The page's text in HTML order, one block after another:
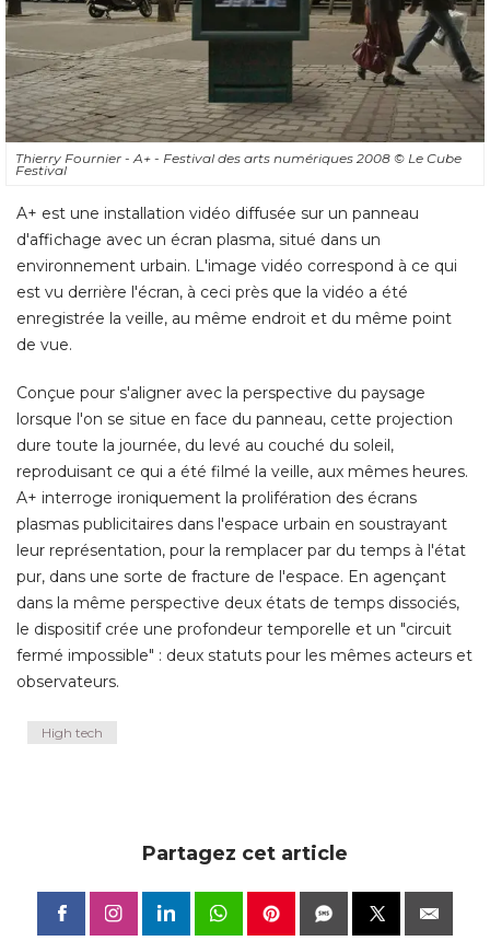
Thierry Fournier - A+ - Festival des arts numériques 2008 © Le Cube
Festival
A+ est une installation vidéo diffusée sur un panneau
d'affichage avec un écran plasma, situé dans un
environnement urbain. L'image vidéo correspond à ce qui
est vu derrière l'écran, à ceci près que la vidéo a été
enregistrée la veille, au même endroit et du même point
de vue.
Conçue pour s'aligner avec la perspective du paysage
lorsque l'on se situe en face du panneau, cette projection
dure toute la journée, du levé au couché du soleil,
reproduisant ce qui a été filmé la veille, aux mêmes heures.
A+ interroge ironiquement la prolifération des écrans
plasmas publicitaires dans l'espace urbain en soustrayant
leur représentation, pour la remplacer par du temps à l'état
pur, dans une sorte de fracture de l'espace. En agençant
dans la même perspective deux états de temps dissociés,
le dispositif crée une profondeur temporelle et un "circuit
fermé impossible" : deux statuts pour les mêmes acteurs et
observateurs.
High tech
Partagez cet article